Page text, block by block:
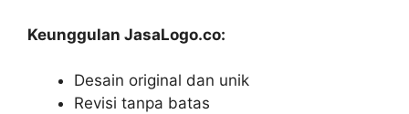
Keunggulan JasaLogo.co:
Desain original dan unik
Revisi tanpa batas